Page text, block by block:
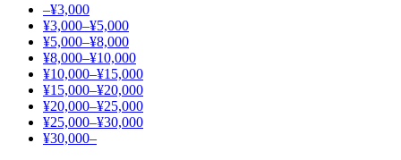
–¥3,000
¥3,000–¥5,000
¥5,000–¥8,000
¥8,000–¥10,000
¥10,000–¥15,000
¥15,000–¥20,000
¥20,000–¥25,000
¥25,000–¥30,000
¥30,000–